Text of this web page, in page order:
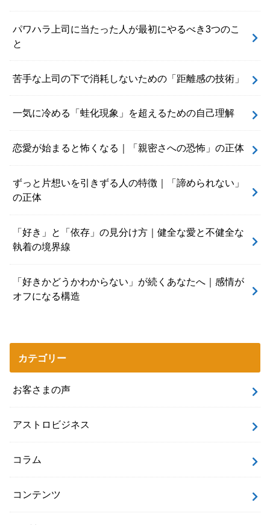
パワハラ上司に当たった人が最初にやるべき3つのこ
と
苦手な上司の下で消耗しないための「距離感の技術」
一気に冷める「蛙化現象」を超えるための自己理解
恋愛が始まると怖くなる｜「親密さへの恐怖」の正体
ずっと片想いを引きずる人の特徴｜「諦められない」
の正体
「好き」と「依存」の見分け方｜健全な愛と不健全な
執着の境界線
「好きかどうかわからない」が続くあなたへ｜感情が
オフになる構造
カテゴリー
お客さまの声
アストロビジネス
コラム
コンテンツ